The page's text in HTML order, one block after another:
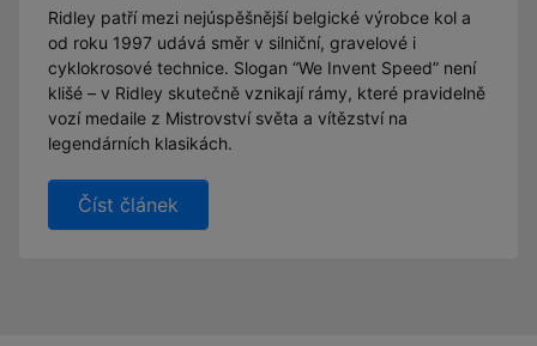
Ridley patří mezi nejúspěšnější belgické výrobce kol a
od roku 1997 udává směr v silniční, gravelové i
cyklokrosové technice. Slogan “We Invent Speed” není
klišé – v Ridley skutečně vznikají rámy, které pravidelně
vozí medaile z Mistrovství světa a vítězství na
legendárních klasikách.
Číst článek